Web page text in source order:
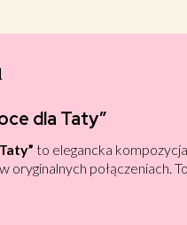
dla Taty”
to elegancka
oryginalnych połączeniach.